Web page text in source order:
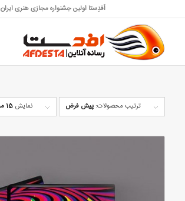
اَفدِستا اولین جشنواره مجازی هنری ایران
ترتیب محصولات: پیش فرض نمایش 15 محصول در هر صفحه